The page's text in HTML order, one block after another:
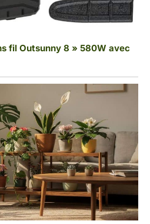
fil Outsunny 8 » 580W avec